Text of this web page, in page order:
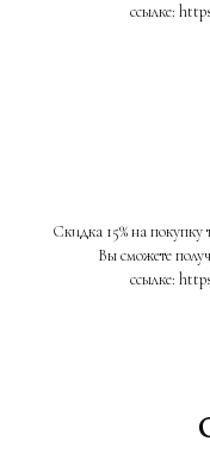
ссылке:
Скидка 15% на
Вы сможете
ссылке: